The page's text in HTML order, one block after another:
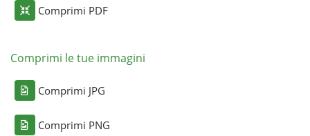
Comprimi PDF
Comprimi le tue immagini
Comprimi JPG
Comprimi PNG